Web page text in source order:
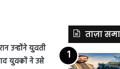
उन्होंने युवती
युवकों ने उसे
ताज़ा